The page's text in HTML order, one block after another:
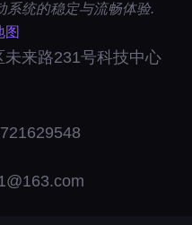
系统的稳定与流畅体验.
图
来路231号科技中心